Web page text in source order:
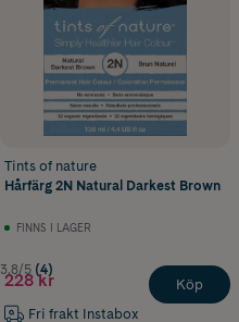
Tints of nature
Hårfärg 2N Natural Darkest Brown
FINNS I LAGER
3.8/5 (4)
228 kr
Fri frakt Instabox
Köp